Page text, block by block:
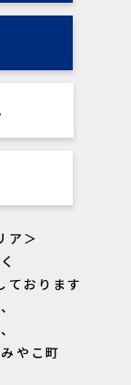
ア＞
ております
やこ町